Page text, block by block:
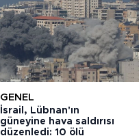
GENEL
İsrail, Lübnan'ın
güneyine hava saldırısı
düzenledi: 10 ölü